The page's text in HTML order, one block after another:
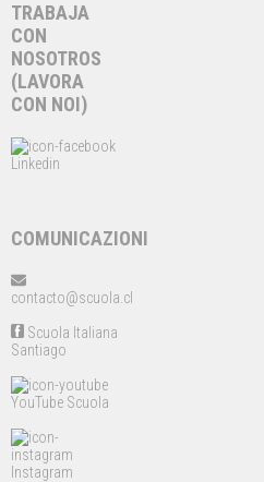
TRABAJA
CON
NOSOTROS
(LAVORA
CON NOI)
Linkedin
COMUNICAZIONI
contacto@scuola.cl
Scuola Italiana
Santiago
YouTube Scuola
Instagram